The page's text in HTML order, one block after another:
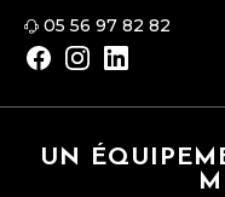
05 56 97 82 82
UN